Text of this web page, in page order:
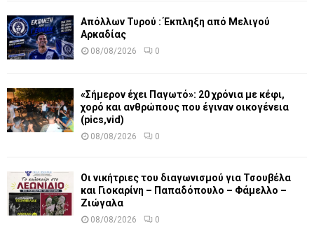
Απόλλων Τυρού : Έκπληξη από Μελιγού
Αρκαδίας
08/08/2026 0
«Σήμερον έχει Παγωτό»: 20 χρόνια με κέφι,
χορό και ανθρώπους που έγιναν οικογένεια
(pics,vid)
08/08/2026 0
Οι νικήτριες του διαγωνισμού για Τσουβέλα
και Γιοκαρίνη – Παπαδόπουλο – Φάμελλο –
Ζιώγαλα
08/08/2026 0